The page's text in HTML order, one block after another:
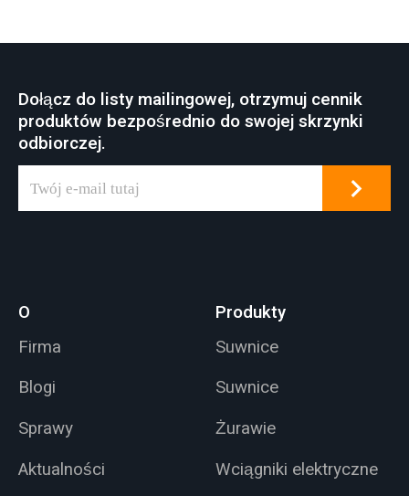
Dołącz do listy mailingowej, otrzymuj cennik
produktów bezpośrednio do swojej skrzynki
odbiorczej.
O
Firma
Blogi
Sprawy
Aktualności
Produkty
Suwnice
Suwnice
Żurawie
Wciągniki elektryczne